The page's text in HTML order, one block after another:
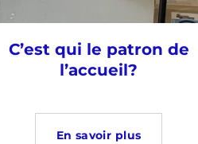
C’est qui le patron de
l’accueil?
En savoir plus